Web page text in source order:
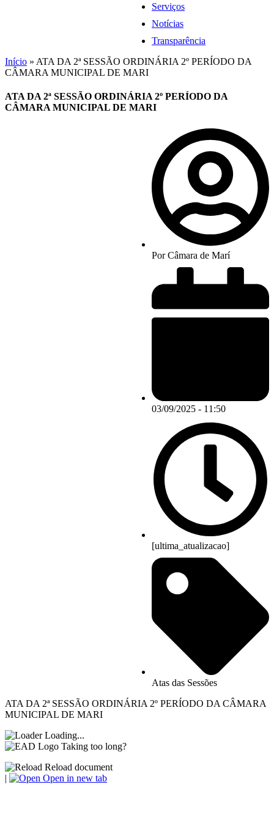
Serviços
Notícias
Transparência
Início » ATA DA 2ª SESSÃO ORDINÁRIA 2º PERÍODO DA
CÂMARA MUNICIPAL DE MARI
ATA DA 2ª SESSÃO ORDINÁRIA 2º PERÍODO DA
CÂMARA MUNICIPAL DE MARI
PorCâmara de Marí
03/09/2025 - 11:50
[ultima_atualizacao]
Atas das Sessões
ATA DA 2ª SESSÃO ORDINÁRIA 2º PERÍODO DA CÂMARA
MUNICIPAL DE MARI
Loading...
Taking too long?
Reload document
|
Open in new tab